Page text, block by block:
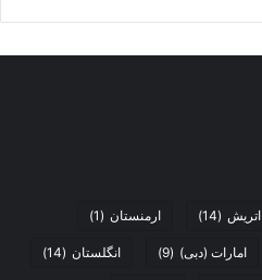
اتریش (14) ارمنستان (1)
امارات (دبی) (9) انگلستان (14)